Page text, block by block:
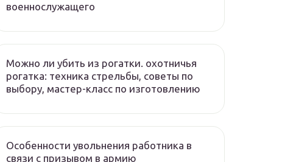
военнослужащего
Можно ли убить из рогатки. охотничья
рогатка: техника стрельбы, советы по
выбору, мастер-класс по изготовлению
Особенности увольнения работника в
связи с призывом в армию